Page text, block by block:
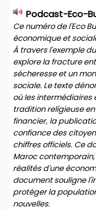
Podcast-Eco-
Ce numéro de l'Eco
économique et
À travers l'exemple
explore la fracture
sécheresse et un
sociale. Le texte
où les
tradition religieuse
financier, la
confiance des
chiffres officiels. Ce
Maroc
réalités d'une
document souligne
protéger la
nouvelles.